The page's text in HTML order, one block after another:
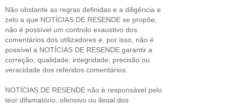
Não obstante as regras definidas e a diligência e
zelo a que NOTÍCIAS DE RESENDE se propõe,
não é possível um controlo exaustivo dos
comentários dos utilizadores e, por isso, não é
possível a NOTÍCIAS DE RESENDE garantir a
correção, qualidade, integridade, precisão ou
veracidade dos referidos comentários.
NOTÍCIAS DE RESENDE não é responsável pelo
teor difamatório, ofensivo ou ilegal dos